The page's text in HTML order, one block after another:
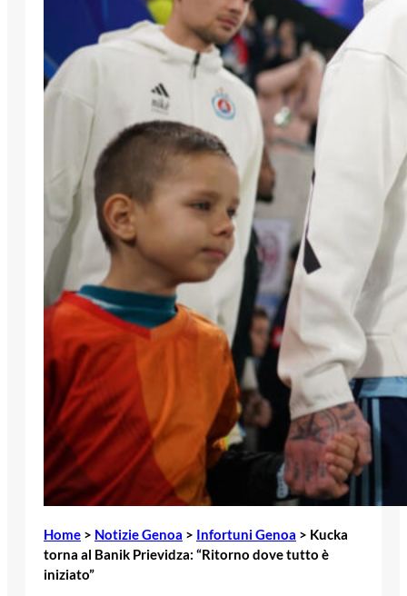
Home > Notizie Genoa > Infortuni Genoa > Kucka
torna al Banik Prievidza: “Ritorno dove tutto è
iniziato”